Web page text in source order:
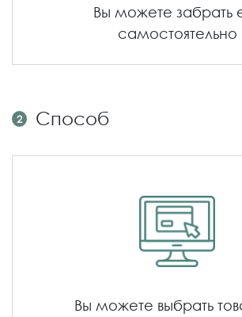
Вы можете забрать
самостоятельно
2 Способ
Вы можете выбрать